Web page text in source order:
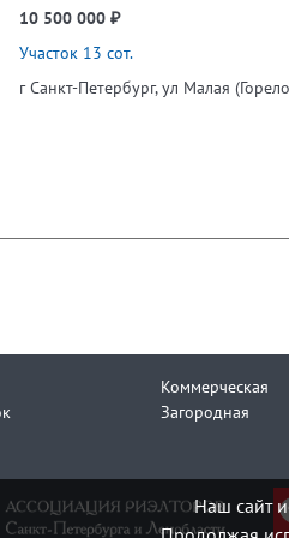
10 500 000 ₽
Участок 13 сот.
г Санкт-Петербург, ул Малая
Коммерческая
Загородная
Наш сайт